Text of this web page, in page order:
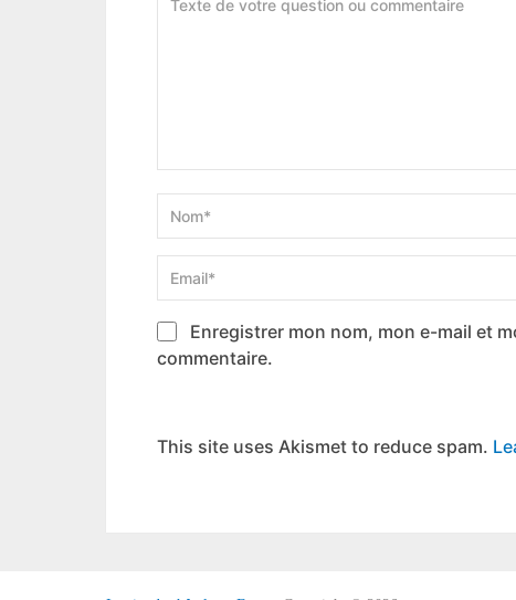
Enregistrer mon nom, mon e-mail et
commentaire.
This site uses Akismet to reduce spam.